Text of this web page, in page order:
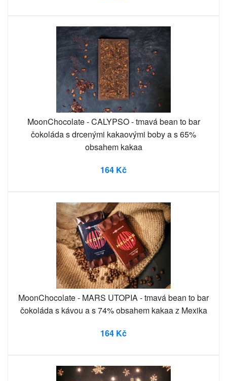
MoonChocolate - CALYPSO - tmavá bean to bar
čokoláda s drcenými kakaovými boby a s 65%
obsahem kakaa
164 Kč
MoonChocolate - MARS UTOPIA - tmavá bean to bar
čokoláda s kávou a s 74% obsahem kakaa z Mexika
164 Kč